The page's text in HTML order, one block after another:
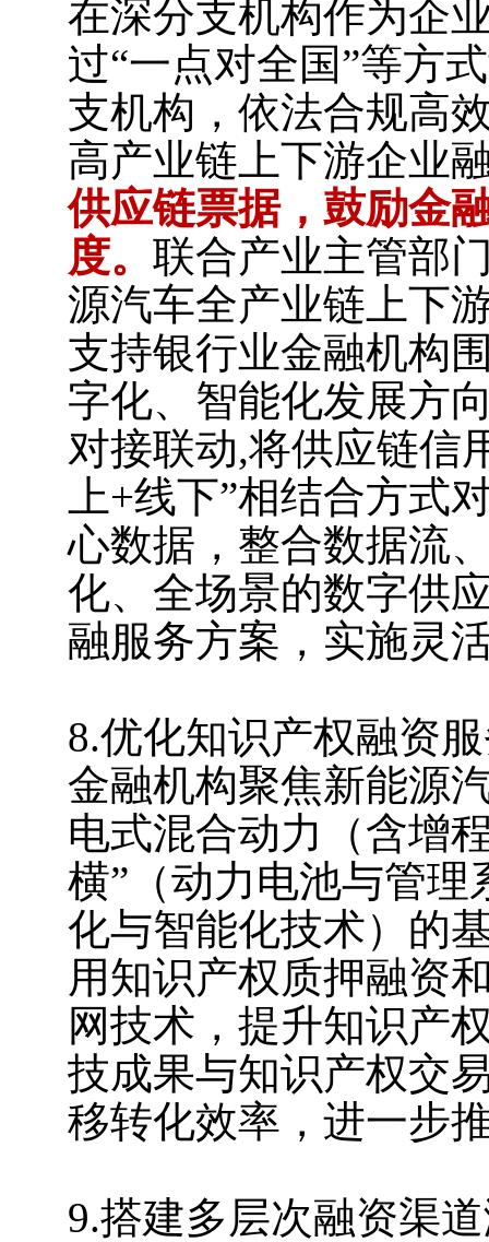
在深分支机构作为企
过“一点对全国”等方
支机构，依法合规高
高产业链上下游企业
供应链票据，鼓励金
度。 联合产业主管部
源汽车全产业链上下
支持银行业金融机构
字化、智能化发展方
对接联动,将供应链信
上+线下”相结合方式
心数据，整合数据流
化、全场景的数字供
融服务方案，实施灵
8.优化知识产权融资
金融机构聚焦新能源
电式混合动力（含增
横”（动力电池与管
化与智能化技术）的
用知识产权质押融资
网技术，提升知识产
技成果与知识产权交
移转化效率，进一步
9.搭建多层次融资渠